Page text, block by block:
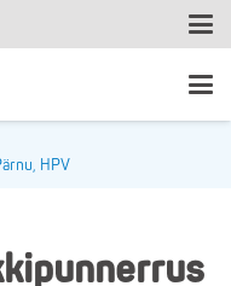
HPV